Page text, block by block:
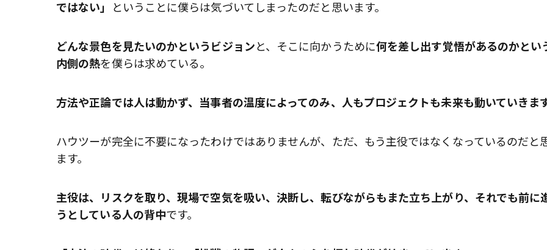
ではない」
ということに僕らは気づいてしまったのだと思います。
どんな景色を見たいのかというビジョンと、そこに向かうために何を差し出す覚悟があるのかとい
内側の熱を僕らは求めている。
方法や正論では人は動かず、当事者の温度によってのみ、人もプロジェクトも未来も動いていきます
ハウツーが完全に不要になったわけではありませんが、ただ、もう主役ではなくなっているのだと
ます。
主役は、リスクを取り、現場で空気を吸い、決断し、転びながらもまた立ち上がり、それでも前に
うとしている人の背中です。